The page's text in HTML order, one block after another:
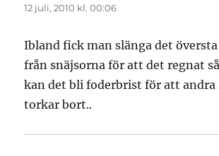
12 juli, 2010 kl. 00:06
Ibland fick man slänga det
från snäjsorna för att det regnat
kan det bli foderbrist för att andra
torkar bort..